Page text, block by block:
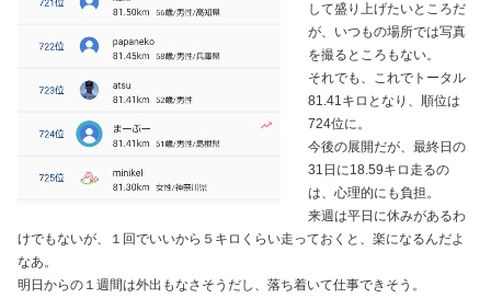
して盛り上げたいところだ
が、いつもの場所では写真
を撮るところもない。
それでも、これでトータル
81.41キロとなり、順位は
724位に。
今後の展開だが、最終日の
31日に18.59キロ走るの
は、心理的にも負担。
来週は平日に休みがあるわ
けでもないが、１回でいいから５キロくらい走っておくと、楽になるんだよ
なあ。
明日からの１週間は外出もなさそうだし、落ち着いて仕事できそう。